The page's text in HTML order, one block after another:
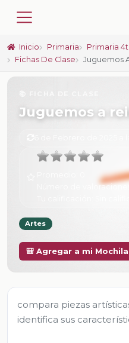
Inicio Primaria Primaria
Fichas De Clase
Juguemos
Juguemos a
6 de Febrero de 2025 a
Número de
Artes
🎒 Agregar a mi Mochila
compara piezas
identifica sus